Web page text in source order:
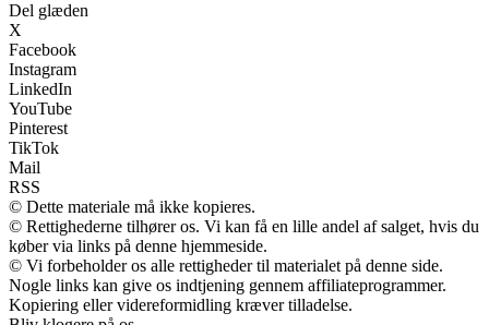
Del glæden
X
Facebook
Instagram
LinkedIn
YouTube
Pinterest
TikTok
Mail
RSS
© Dette materiale må ikke kopieres.
© Rettighederne tilhører os. Vi kan få en lille andel af salget, hvis du
køber via links på denne hjemmeside.
© Vi forbeholder os alle rettigheder til materialet på denne side.
Nogle links kan give os indtjening gennem affiliateprogrammer.
Kopiering eller videreformidling kræver tilladelse.